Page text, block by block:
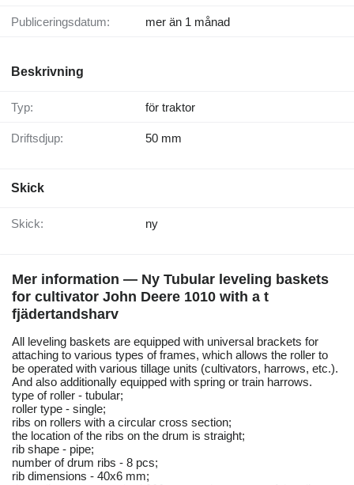
Publiceringsdatum: mer än 1 månad
Beskrivning
Typ: för traktor
Driftsdjup: 50 mm
Skick
Skick: ny
Mer information — Ny Tubular leveling baskets
for cultivator John Deere 1010 with a t
fjädertandsharv
All leveling baskets are equipped with universal brackets for
attaching to various types of frames, which allows the roller to
be operated with various tillage units (cultivators, harrows, etc.).
And also additionally equipped with spring or train harrows.
type of roller - tubular;
roller type - single;
ribs on rollers with a circular cross section;
the location of the ribs on the drum is straight;
rib shape - pipe;
number of drum ribs - 8 pcs;
rib dimensions - 40x6 mm;